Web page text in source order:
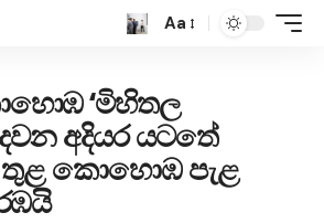
Aa
‘මිහිතල
අදියර යටතේ
තුළ කොහොඹ පැළ